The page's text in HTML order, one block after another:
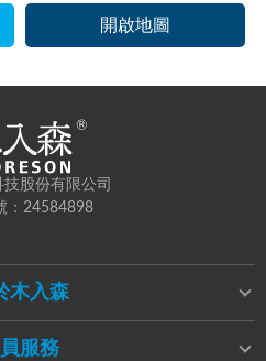
開啟地圖
股份有限公司
：24584898
木入森
服務